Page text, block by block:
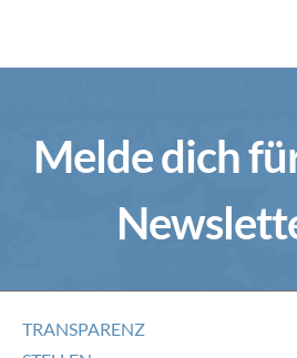
Melde dich
TRANSPARENZ